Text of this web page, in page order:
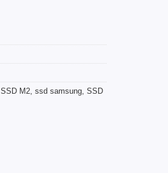
SSD M2 ssd samsung SSD